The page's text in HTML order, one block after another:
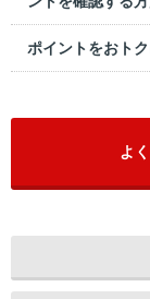
ポイントをおト
よ